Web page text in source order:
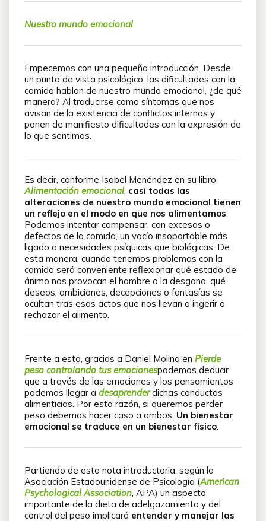
Nuestro mundo emocional
Empecemos con una pequeña introducción. Desde
un punto de vista psicológico, las dificultades con la
comida hablan de nuestro mundo emocional, ¿de qué
manera? Al traducirse como síntomas que nos
avisan de la existencia de conflictos internos y
ponen de manifiesto dificultades con la expresión de
lo que sentimos.
Es decir, conforme Isabel Menéndez en su libro
Alimentación emocional, casi todas las
alteraciones de nuestro mundo emocional tienen
un reflejo en el modo en que nos alimentamos.
Podemos intentar compensar, con excesos o
defectos de la comida, un vacío insoportable más
ligado a necesidades psíquicas que biológicas. De
esta manera, cuando tenemos problemas con la
comida será conveniente reflexionar qué estado de
ánimo nos provocan el hambre o la desgana, qué
deseos, ambiciones, decepciones o fantasías se
ocultan tras esos actos que nos llevan a ingerir o
rechazar el alimento.
Frente a esto, gracias a Daniel Molina en Pierde
peso controlando tus emocionespodemos deducir
que a través de las emociones y los pensamientos
podemos llegar a desaprenderdichas conductas
alimenticias. Por esta razón, si queremos perder
peso debemos hacer caso a ambos. Un bienestar
emocional se traduce en un bienestar físico.
Partiendo de esta nota introductoria, según la
Asociación Estadounidense de Psicología (American
Psychological Association, APA) un aspecto
importante de la dieta de adelgazamiento y del
control del peso implicará entender y manejar las